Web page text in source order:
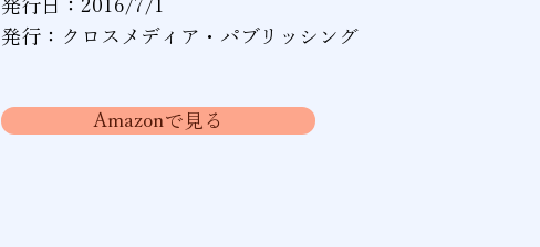
発行日：2016/7/1
発行：クロスメディア・パブリッシング
Amazonで見る